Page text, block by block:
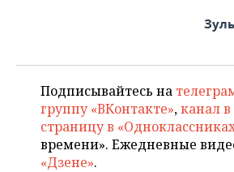
Подписывайтесь на
группу «ВКонтакте»,канал в
страницу в
времени». Ежедневные
«Дзене».